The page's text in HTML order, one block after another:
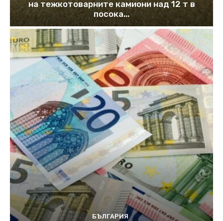
на тежкотоварните камиони над 12 т в
посока...
БЪЛГАРИЯ